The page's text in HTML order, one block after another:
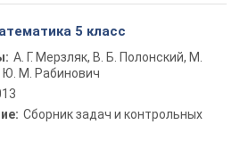
5 класс
А. Г. Мерзляк, В. Б. Полонский, М.
Ю. М. Рабинович
Сборник задач и контрольных